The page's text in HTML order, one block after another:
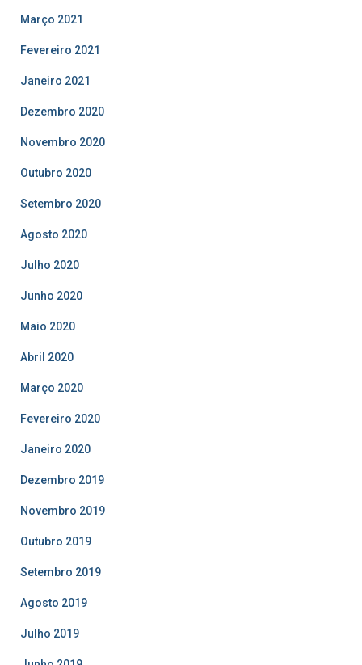
Março 2021
Fevereiro 2021
Janeiro 2021
Dezembro 2020
Novembro 2020
Outubro 2020
Setembro 2020
Agosto 2020
Julho 2020
Junho 2020
Maio 2020
Abril 2020
Março 2020
Fevereiro 2020
Janeiro 2020
Dezembro 2019
Novembro 2019
Outubro 2019
Setembro 2019
Agosto 2019
Julho 2019